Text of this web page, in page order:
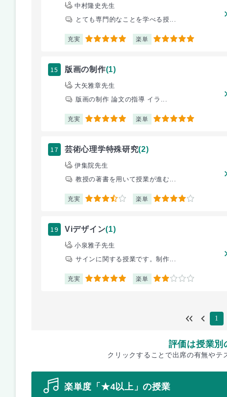
中村隆史先生
とても専門的なことを学べる授...
充実 5 楽単 5
15 版画の制作(1)
大矢雅章先生
版画の制作 論文の指導 イラ...
充実 5 楽単 5
17 芸術心理学特殊研究(2)
伊集院先生
教授の著書を用いて授業が進む...
充実 3.5 楽単 4
19 Viデザイン(1)
小泉雅子先生
サインに関する授業です。制作...
充実 5 楽単 2
1
評価は授業別
クリックすることで出席の有無やテ
楽単度「★4以上」の授業